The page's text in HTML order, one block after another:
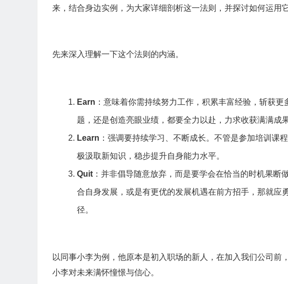
来，结合身边实例，为大家详细剖析这一法则，并探讨如何运用
先来深入理解一下这个法则的内涵。
Earn ：意味着你需持续努力工作，积累丰富经验，斩获
题，还是创造亮眼业绩，都要全力以赴，力求收获满满成果
Learn ：强调要持续学习、不断成长。不管是参加培训课
极汲取新知识，稳步提升自身能力水平。
Quit ：并非倡导随意放弃，而是要学会在恰当的时机果
合自身发展，或是有更优的发展机遇在前方招手，那就应
径。
以同事小李为例，他原本是初入职场的新人，在加入我们公司
小李对未来满怀憧憬与信心。